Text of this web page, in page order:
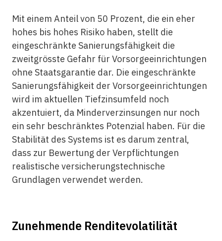
Mit einem Anteil von 50 Prozent, die ein eher
hohes bis hohes Risiko haben, stellt die
eingeschränkte Sanierungsfähigkeit die
zweitgrösste Gefahr für Vorsorgeeinrichtungen
ohne Staats­garantie dar. Die eingeschränkte
Sanierungsfähigkeit der Vorsorge­einrichtungen
wird im aktuellen Tiefzinsumfeld noch
akzentuiert, da Minder­verzinsungen nur noch
ein sehr beschränktes Potenzial haben. Für die
Stabilität des Systems ist es darum zentral,
dass zur Bewertung der Verpflichtungen
realistische versicherungs­technische
Grundlagen verwendet werden.
Zunehmende Renditevolatilität